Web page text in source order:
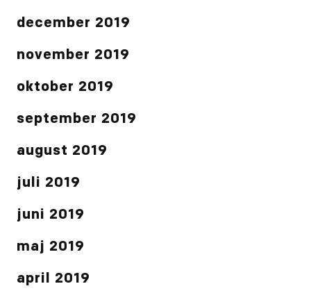
december 2019
november 2019
oktober 2019
september 2019
august 2019
juli 2019
juni 2019
maj 2019
april 2019